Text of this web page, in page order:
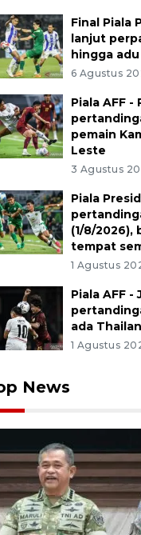
Final Piala
lanjut
hingga
6 Agustus
Piala AFF -
pemain
Leste
3 Agustus
Piala
(1/8/2026),
tempat
1 Agustus
Piala AFF -
ada
1 Agustus
News